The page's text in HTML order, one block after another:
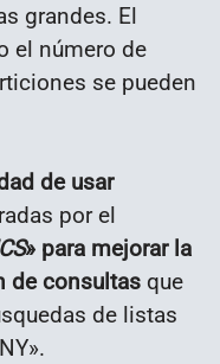
grandes. El
el número de
se pueden
de usar
por el
» para mejorar la
de consultas que
de listas